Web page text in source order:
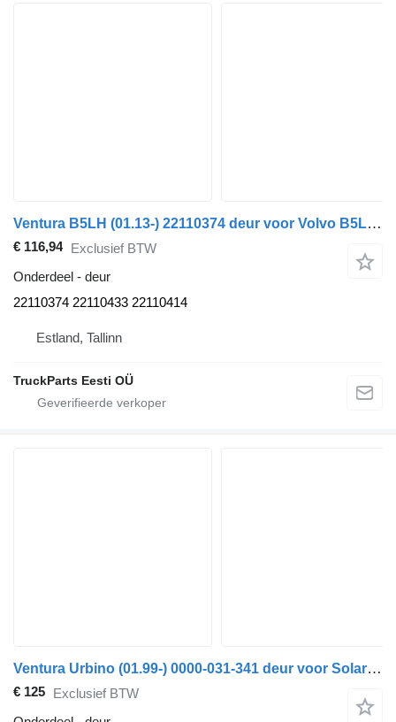
Ventura B5LH (01.13-) 22110374 deur voor Volvo B5LH, B0E (2008-) bus
€ 116,94 Exclusief BTW
Onderdeel - deur
22110374 22110433 22110414
Estland, Tallinn
TruckParts Eesti OÜ
Ventura Urbino (01.99-) 0000-031-341 deur voor Solaris Urbino, Alpino, Vacanza (1999-) bus
€ 125 Exclusief BTW